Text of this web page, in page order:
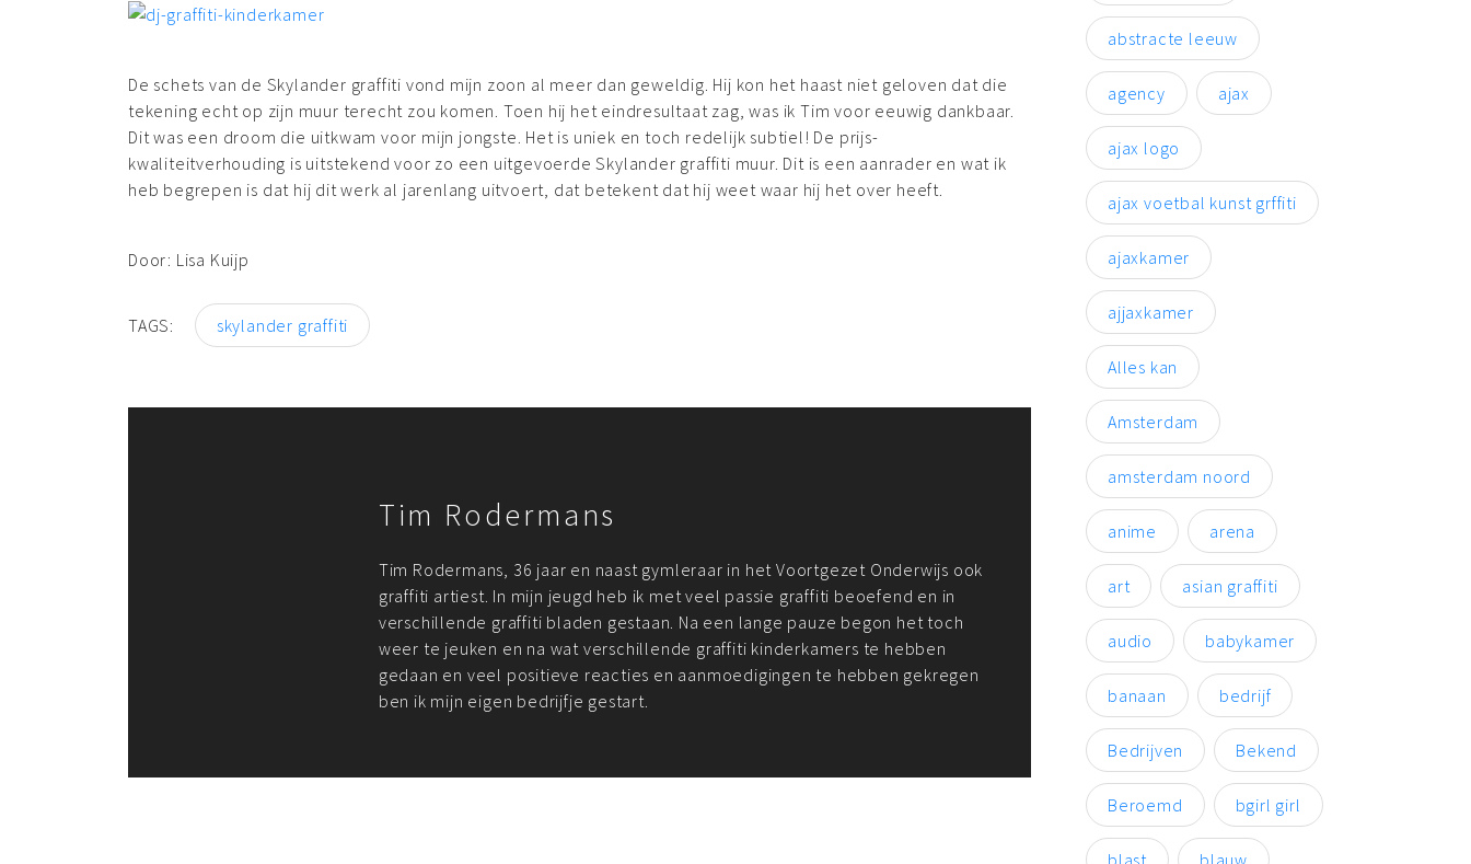
De schets van de Skylander graffiti vond mijn zoon al meer dan geweldig. Hij kon het haast niet geloven dat die
tekening echt op zijn muur terecht zou komen. Toen hij het eindresultaat zag, was ik Tim voor eeuwig dankbaar.
Dit was een droom die uitkwam voor mijn jongste. Het is uniek en toch redelijk subtiel! De prijs-
kwaliteitverhouding is uitstekend voor zo een uitgevoerde Skylander graffiti muur. Dit is een aanrader en wat ik
heb begrepen is dat hij dit werk al jarenlang uitvoert, dat betekent dat hij weet waar hij het over heeft.
Door: Lisa Kuijp
TAGS: skylander graffiti
Tim Rodermans
Tim Rodermans, 36 jaar en naast gymleraar in het Voortgezet Onderwijs ook
graffiti artiest. In mijn jeugd heb ik met veel passie graffiti beoefend en in
verschillende graffiti bladen gestaan. Na een lange pauze begon het toch
weer te jeuken en na wat verschillende graffiti kinderkamers te hebben
gedaan en veel positieve reacties en aanmoedigingen te hebben gekregen
ben ik mijn eigen bedrijfje gestart.
abstracte leeuw
agency ajax
ajax logo
ajax voetbal kunst grffiti
ajaxkamer
ajjaxkamer
Alles kan
Amsterdam
amsterdam noord
anime arena
art asian graffiti
audio babykamer
banaan bedrijf
Bedrijven Bekend
Beroemd bgirl girl
blast blauw